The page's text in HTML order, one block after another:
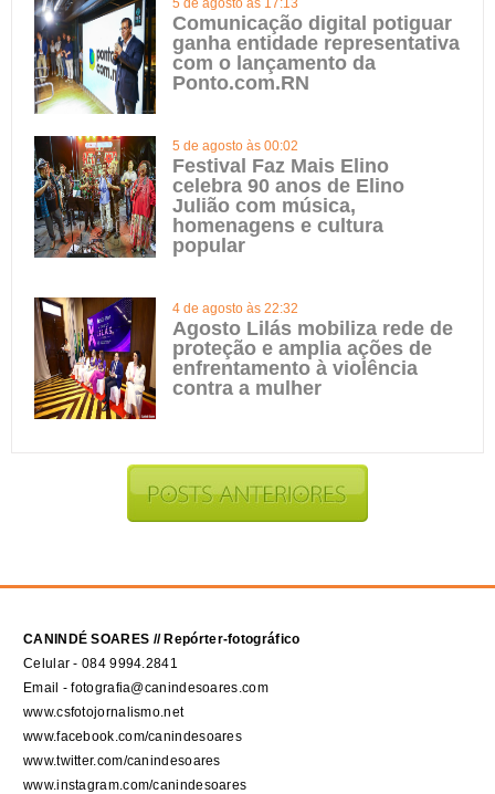
5 de agosto às 17:13
Comunicação digital potiguar
ganha entidade representativa
com o lançamento da
Ponto.com.RN
5 de agosto às 00:02
Festival Faz Mais Elino
celebra 90 anos de Elino
Julião com música,
homenagens e cultura
popular
4 de agosto às 22:32
Agosto Lilás mobiliza rede de
proteção e amplia ações de
enfrentamento à violência
contra a mulher
CANINDÉ SOARES // Repórter-fotográfico
Celular - 084 9994.2841
Email - fotografia@canindesoares.com
www.csfotojornalismo.net
www.facebook.com/canindesoares
www.twitter.com/canindesoares
www.instagram.com/canindesoares